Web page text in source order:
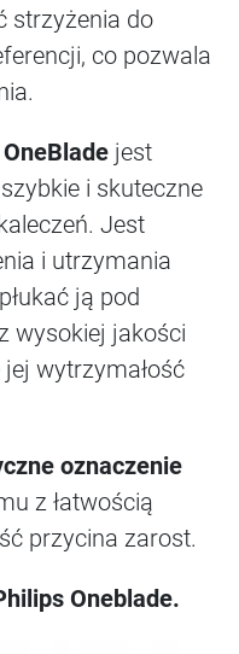
strzyżenia do
co pozwala
jest
i skuteczne
Jest
i utrzymania
ją pod
wysokiej jakości
wytrzymałość
oznaczenie
z łatwością
przycina zarost.
Oneblade.